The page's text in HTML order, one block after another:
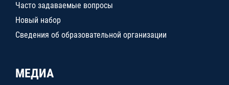
Часто задаваемые вопросы
Новый набор
Сведения об образовательной организации
МЕДИА